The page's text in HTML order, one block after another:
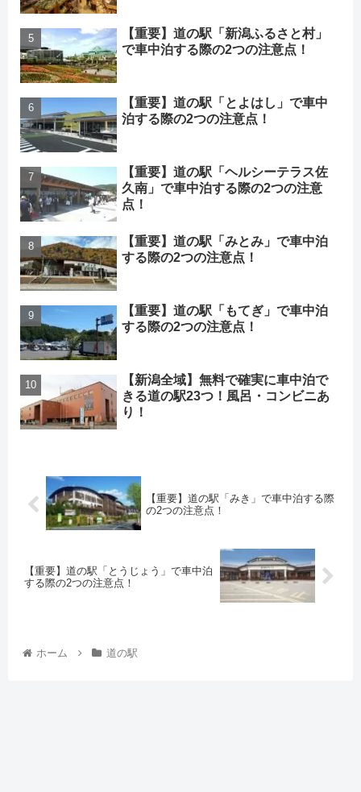
【重要】道の駅「新潟ふるさと村」
で車中泊する際の2つの注意点！
【重要】道の駅「とよはし」で車中
泊する際の2つの注意点！
【重要】道の駅「ヘルシーテラス佐
久南」で車中泊する際の2つの注意
点！
【重要】道の駅「みとみ」で車中泊
する際の2つの注意点！
【重要】道の駅「もてぎ」で車中泊
する際の2つの注意点！
【新潟全域】無料で確実に車中泊で
きる道の駅23つ！風呂・コンビニあ
り！
【重要】道の駅「みき」で車中泊する際
の2つの注意点！
【重要】道の駅「とうじょう」で車中泊
する際の2つの注意点！
ホーム 道の駅